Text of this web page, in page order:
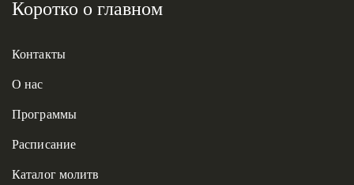
Коротко о главном
Контакты
О нас
Программы
Расписание
Каталог молитв